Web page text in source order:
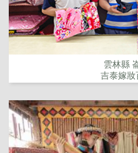
雲林縣
吉泰嫁